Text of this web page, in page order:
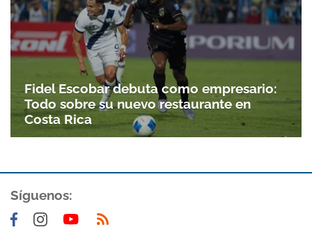
Fidel Escobar debuta como empresario:
Todo sobre su nuevo restaurante en
Costa Rica
Síguenos: